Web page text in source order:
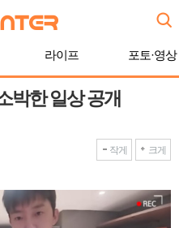
라이프 포토·영상
박한 일상 공개
작게 크게